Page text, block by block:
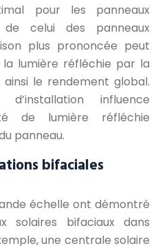
pour les panneaux
celui des panneaux
plus prononcée peut
lumière réfléchie par la
le rendement global.
influence
de lumière réfléchie
panneau.
bifaciales
échelle ont démontré
solaires bifaciaux dans
une centrale solaire